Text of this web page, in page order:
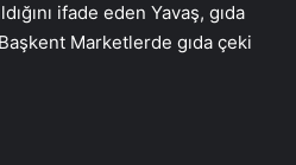
ifade eden Yavaş, gıda
Marketlerde gıda çeki